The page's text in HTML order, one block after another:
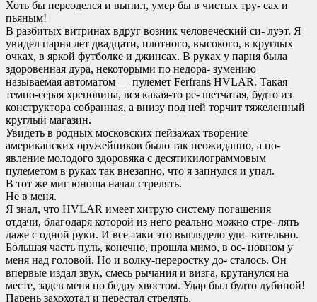
Хоть бы переоделся и выпил, умер бы в чистых тру- сах и
пьяным!
В разбитых витринах вдруг возник человеческий си- луэт. Я
увидел парня лет двадцати, плотного, высокого, в круглых
очках, в яркой футболке и джинсах. В руках у парня была
здоровенная дура, некоторыми по недора- зумению
называемая автоматом — пулемет Ferfrans HVLAR. Такая
темно-серая хреновина, вся какая-то ре- шетчатая, будто из
конструктора собранная, а внизу под ней торчит тяжеленный
круглый магазин.
Увидеть в родных московских пейзажах творение
американских оружейников было так неожиданно, а по-
явление молодого здоровяка с десятикилограммовым
пулеметом в руках так внезапно, что я запнулся и упал.
В тот же миг юноша начал стрелять.
Не в меня.
Я знал, что HVLAR имеет хитрую систему погашения
отдачи, благодаря которой из него реально можно стре- лять
даже с одной руки. И все-таки это выглядело уди- вительно.
Большая часть пуль, конечно, прошла мимо, в ос- новном у
меня над головой. Но и волку-переростку до- сталось. Он
впервые издал звук, смесь рычания и визга, крутанулся на
месте, задев меня по бедру хвостом. Удар был будто дубиной!
Парень захохотал и перестал стрелять.